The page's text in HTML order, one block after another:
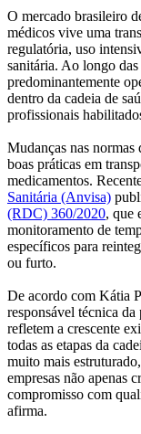
O mercado brasileiro
médicos vive uma
regulatória, uso
sanitária. Ao longo
predominantemente
dentro da cadeia de
profissionais
Mudanças nas normas
boas práticas em
medicamentos.
Sanitária (Anvisa)
(RDC) 360/2020, que
monitoramento de
específicos para
ou furto.
De acordo com Kátia
responsável técnica da
refletem a crescente
todas as etapas da
muito mais
empresas não apenas
compromisso com
afirma.